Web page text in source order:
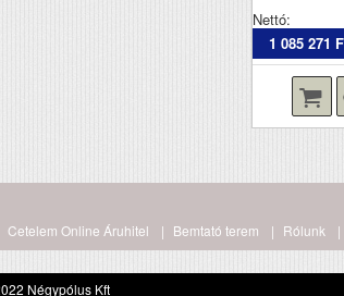
Nettó:
1 085 271
Cetelem Online Áruhitel
Bemtató terem Rólunk
Négypólus Kft